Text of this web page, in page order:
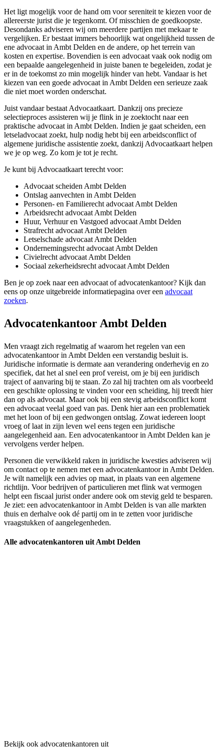
Het ligt mogelijk voor de hand om voor sereniteit te kiezen voor de
allereerste jurist die je tegenkomt. Of misschien de goedkoopste.
Desondanks adviseren wij om meerdere partijen met mekaar te
vergelijken. Er bestaat immers behoorlijk wat ongelijkheid tussen de
ene advocaat in Ambt Delden en de andere, op het terrein van
kosten en expertise. Bovendien is een advocaat vaak ook nodig om
een bepaalde aangelegenheid in juiste banen te begeleiden, zodat je
er in de toekomst zo min mogelijk hinder van hebt. Vandaar is het
kiezen van een goede advocaat in Ambt Delden een serieuze zaak
die niet moet worden onderschat.
Juist vandaar bestaat Advocaatkaart. Dankzij ons precieze
selectieproces assisteren wij je flink in je zoektocht naar een
praktische advocaat in Ambt Delden. Indien je gaat scheiden, een
letseladvocaat zoekt, hulp nodig hebt bij een arbeidsconflict of
algemene juridische assistentie zoekt, dankzij Advocaatkaart helpen
we je op weg. Zo kom je tot je recht.
Je kunt bij Advocaatkaart terecht voor:
Advocaat scheiden Ambt Delden
Ontslag aanvechten in Ambt Delden
Personen- en Familierecht advocaat Ambt Delden
Arbeidsrecht advocaat Ambt Delden
Huur, Verhuur en Vastgoed advocaat Ambt Delden
Strafrecht advocaat Ambt Delden
Letselschade advocaat Ambt Delden
Ondernemingsrecht advocaat Ambt Delden
Civielrecht advocaat Ambt Delden
Sociaal zekerheidsrecht advocaat Ambt Delden
Ben je op zoek naar een advocaat of advocatenkantoor? Kijk dan
eens op onze uitgebreide informatiepagina over een advocaat
zoeken.
Advocatenkantoor Ambt Delden
Men vraagt zich regelmatig af waarom het regelen van een
advocatenkantoor in Ambt Delden een verstandig besluit is.
Juridische informatie is dermate aan verandering onderhevig en zo
specifiek, dat het al snel een prof vereist, om je bij een juridisch
traject of aanvaring bij te staan. Zo zal hij trachten om als voorbeeld
een geschikte oplossing te vinden voor een scheiding, hij treedt hier
dan op als advocaat. Maar ook bij een stevig arbeidsconflict komt
een advocaat veelal goed van pas. Denk hier aan een problematiek
met het loon of bij een gedwongen ontslag. Zowat iedereen loopt
vroeg of laat in zijn leven wel eens tegen een juridische
aangelegenheid aan. Een advocatenkantoor in Ambt Delden kan je
vervolgens verder helpen.
Personen die verwikkeld raken in juridische kwesties adviseren wij
om contact op te nemen met een advocatenkantoor in Ambt Delden.
Je wilt namelijk een advies op maat, in plaats van een algemene
richtlijn. Voor bedrijven of particulieren met flink wat vermogen
helpt een fiscaal jurist onder andere ook om stevig geld te besparen.
Je ziet: een advocatenkantoor in Ambt Delden is van alle markten
thuis en derhalve ook dé partij om in te zetten voor juridische
vraagstukken of aangelegenheden.
Alle advocatenkantoren uit Ambt Delden
Bekijk ook advocatenkantoren uit